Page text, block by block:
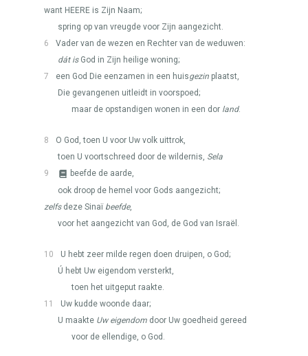
want HEERE is Zijn Naam;
spring op van vreugde voor Zijn aangezicht.
6
Vader van de wezen en Rechter van de weduwen:
dát isGod in Zijn heilige woning;
7
een God Die eenzamen in een huisgezin plaatst,
Die gevangenen uitleidt in voorspoed;
maar de opstandigen wonen in een dor land.
8
O God, toen U voor Uw volk uittrok,
toen U voortschreed door de wildernis, Sela
9
beefde de aarde,
ook droop de hemel voor Gods aangezicht;
zelfsdeze Sinaï beefde,
voor het aangezicht van God, de God van Israël.
10
U hebt zeer milde regen doen druipen, o God;
Ú hebt Uw eigendom versterkt,
toen het uitgeput raakte.
11
Uw kudde woonde daar;
U maakte Uw eigendom door Uw goedheid gereed
voor de ellendige, o God.